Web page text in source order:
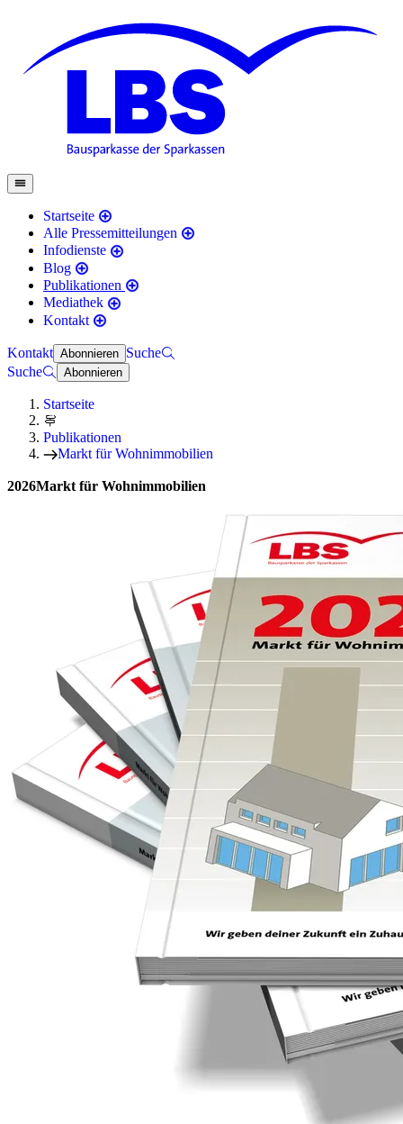
Startseite
Alle Pressemitteilungen
Infodienste
Blog
Publikationen
Mediathek
Kontakt
Kontakt Abonnieren Suche
Suche
Abonnieren
Startseite
Publikationen
Markt für Wohnimmobilien
2026Markt für Wohnimmobilien